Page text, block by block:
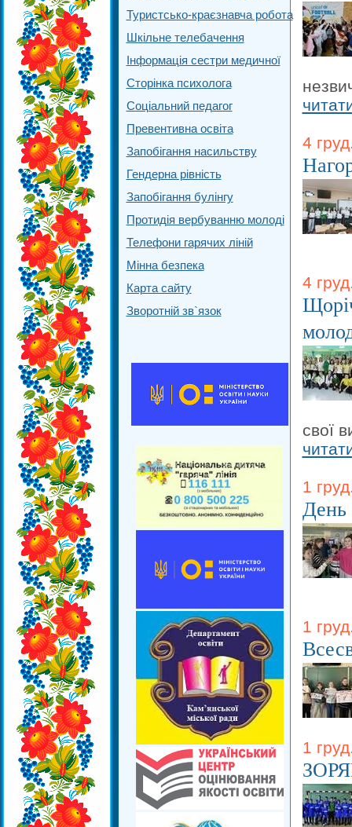
Туристсько-краєзнавча робота
Шкільне телебачення
Інформація сестри медичної
Сторінка психолога
Соціальний педагог
Превентивна освіта
Запобігання насильству
Гендерна рівність
Запобігання булінгу
Протидія вербуванню молоді
Телефони гарячих ліній
Мінна безпека
Карта сайту
Зворотній зв`язок
4
4
свої
1
День
1
1